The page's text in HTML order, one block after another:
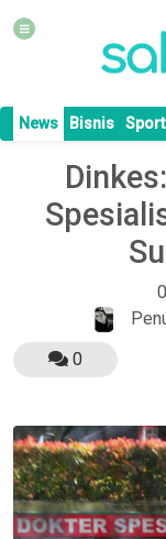
News Bisnis Sport
0